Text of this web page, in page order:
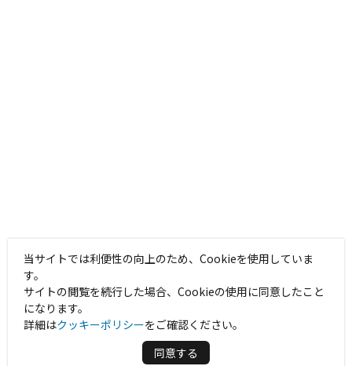
当サイトでは利便性の向上のため、Cookieを使用していま
す。
サイトの閲覧を続行した場合、Cookieの使用に同意したこと
になります。
詳細はクッキーポリシーをご確認ください。
同意する